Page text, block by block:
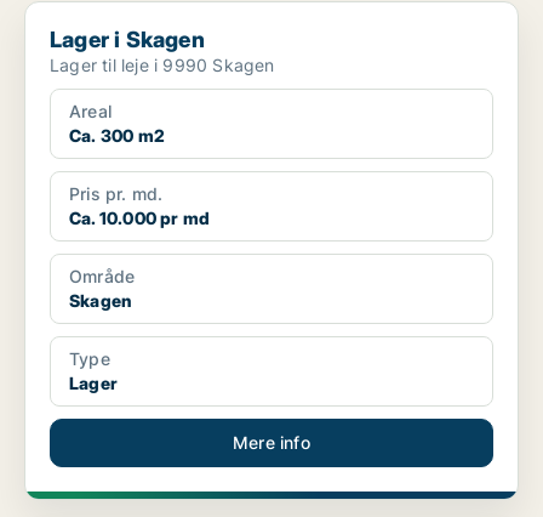
Lager i Skagen
Lager i Skagen
Lager til leje i 9990 Skagen
Areal
Ca. 300 m2
Pris pr. md.
Ca. 10.000 pr md
Område
Skagen
Type
Lager
Mere info